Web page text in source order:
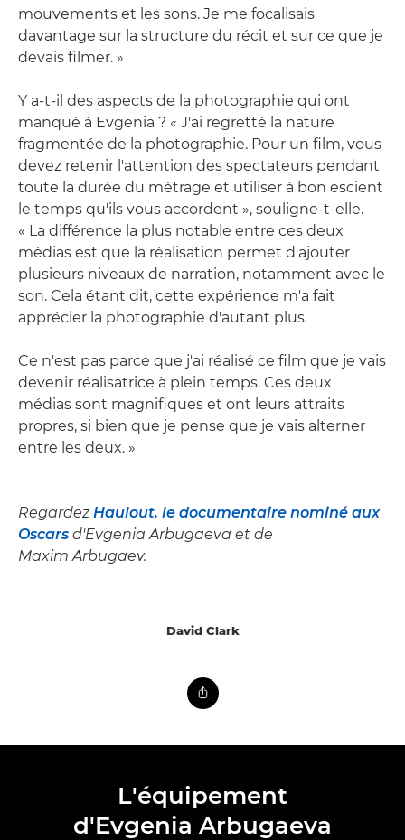
mouvements et les sons. Je me focalisais
davantage sur la structure du récit et sur ce que je
devais filmer. »
Y a-t-il des aspects de la photographie qui ont
manqué à Evgenia ? « J'ai regretté la nature
fragmentée de la photographie. Pour un film, vous
devez retenir l'attention des spectateurs pendant
toute la durée du métrage et utiliser à bon escient
le temps qu'ils vous accordent », souligne-t-elle.
« La différence la plus notable entre ces deux
médias est que la réalisation permet d'ajouter
plusieurs niveaux de narration, notamment avec le
son. Cela étant dit, cette expérience m'a fait
apprécier la photographie d'autant plus.
Ce n'est pas parce que j'ai réalisé ce film que je vais
devenir réalisatrice à plein temps. Ces deux
médias sont magnifiques et ont leurs attraits
propres, si bien que je pense que je vais alterner
entre les deux. »
Regardez Haulout, le documentaire nominé aux
Oscars d'Evgenia Arbugaeva et de
Maxim Arbugaev.
David Clark
L'équipement
d'Evgenia Arbugaeva